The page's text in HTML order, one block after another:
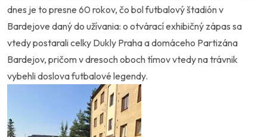
dnes je to presne 60 rokov, čo bol futbalový štadión v
Bardejove daný do užívania: o otvárací exhibičný zápas sa
vtedy postarali celky Dukly Praha a domáceho Partizána
Bardejov, pričom v dresoch oboch tímov vtedy na trávnik
vybehli doslova futbalové legendy.